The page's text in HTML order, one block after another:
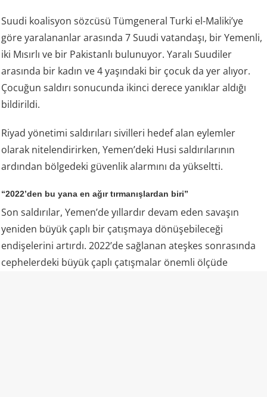
Suudi koalisyon sözcüsü Tümgeneral Turki el-Maliki’ye
göre yaralananlar arasında 7 Suudi vatandaşı, bir Yemenli,
iki Mısırlı ve bir Pakistanlı bulunuyor. Yaralı Suudiler
arasında bir kadın ve 4 yaşındaki bir çocuk da yer alıyor.
Çocuğun saldırı sonucunda ikinci derece yanıklar aldığı
bildirildi.
Riyad yönetimi saldırıları sivilleri hedef alan eylemler
olarak nitelendirirken, Yemen’deki Husi saldırılarının
ardından bölgedeki güvenlik alarmını da yükseltti.
“2022’den bu yana en ağır tırmanışlardan biri”
Son saldırılar, Yemen’de yıllardır devam eden savaşın
yeniden büyük çaplı bir çatışmaya dönüşebileceği
endişelerini artırdı. 2022’de sağlanan ateşkes sonrasında
cephelerdeki büyük çaplı çatışmalar önemli ölçüde